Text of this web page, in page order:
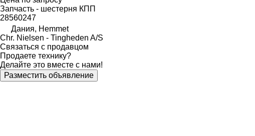
Запчасть - шестерня КПП
28560247
Дания, Hemmet
Chr. Nielsen - Tingheden A/S
Связаться с продавцом
Продаете технику?
Делайте это вместе с нами!
Разместить объявление